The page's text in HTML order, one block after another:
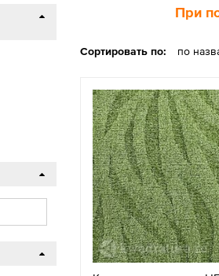
При
Сортировать по: по